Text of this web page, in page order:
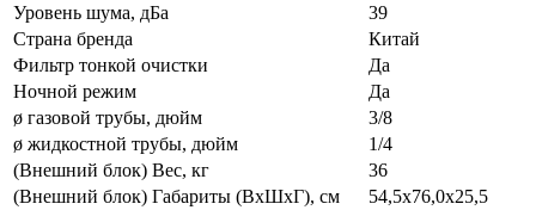
Уровень шума, дБа
39
Страна бренда
Китай
Фильтр тонкой очистки
Да
Ночной режим
Да
ø газовой трубы, дюйм
3/8
ø жидкостной трубы, дюйм
1/4
(Внешний блок) Вес, кг
36
(Внешний блок) Габариты (ВхШхГ), см
54,5x76,0x25,5